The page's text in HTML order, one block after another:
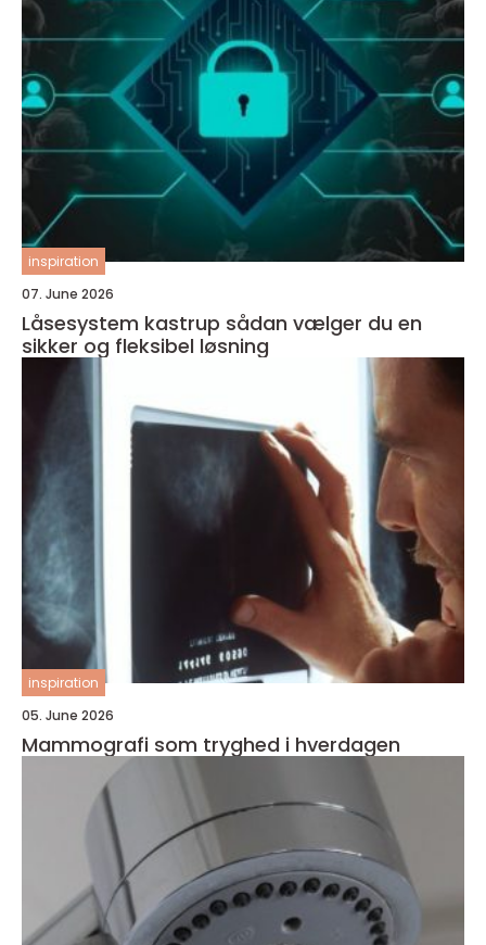
inspiration
07. June 2026
Låsesystem kastrup sådan vælger du en
sikker og fleksibel løsning
inspiration
05. June 2026
Mammografi som tryghed i hverdagen